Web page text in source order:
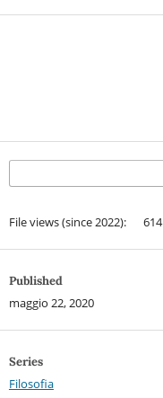
File views (since 2022): 614
Published
maggio 22, 2020
Series
Filosofia